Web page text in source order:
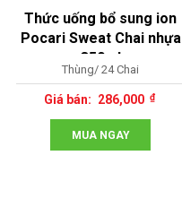
Thức uống bổ sung ion
Pocari Sweat Chai nhựa
350ml
Thùng/ 24 Chai
286,000
MUA NGAY